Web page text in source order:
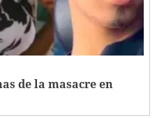
de la masacre en